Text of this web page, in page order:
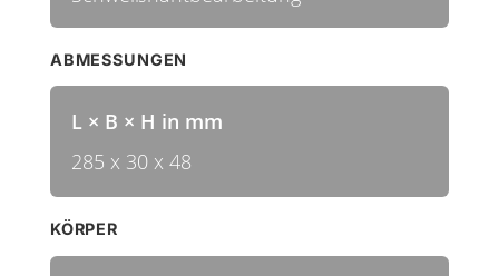
ABMESSUNGEN
L × B × H in mm
285 x 30 x 48
KÖRPER